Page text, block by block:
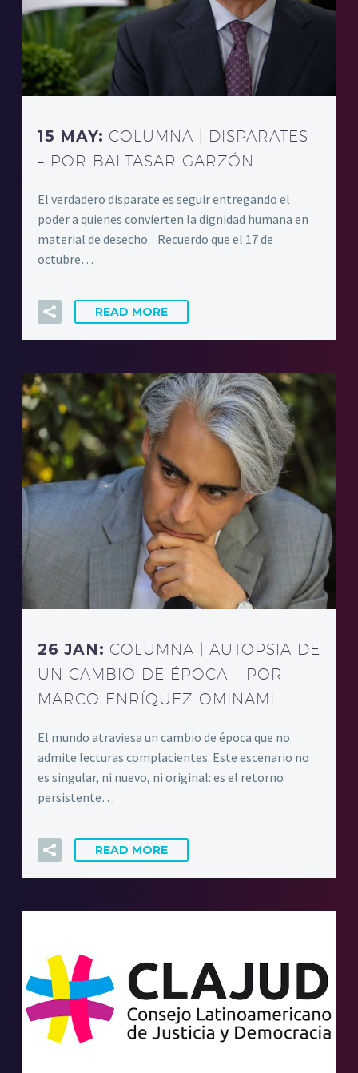
15 MAY: COLUMNA | DISPARATES
– POR BALTASAR GARZÓN
El verdadero disparate es seguir entregando el
poder a quienes convierten la dignidad humana en
material de desecho. Recuerdo que el 17 de
octubre…
READ MORE
26 JAN: COLUMNA | AUTOPSIA DE
UN CAMBIO DE ÉPOCA – POR
MARCO ENRÍQUEZ-OMINAMI
El mundo atraviesa un cambio de época que no
admite lecturas complacientes. Este escenario no
es singular, ni nuevo, ni original: es el retorno
persistente…
READ MORE